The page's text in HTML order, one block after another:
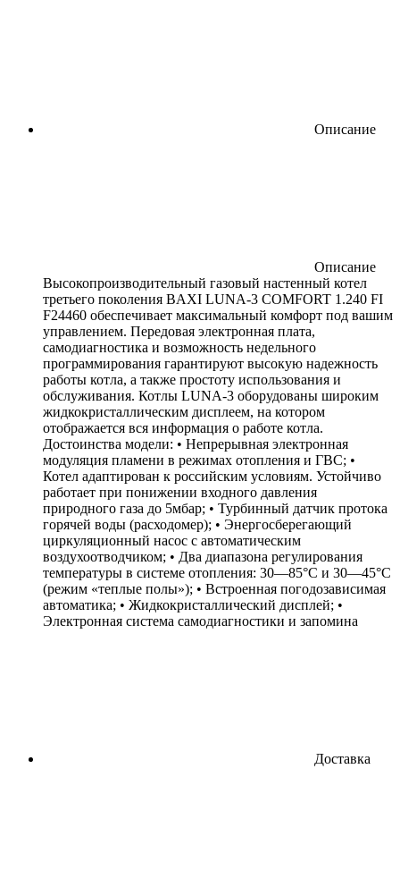
Описание
Описание
Высокопроизводительный газовый настенный котел
третьего поколения BAXI LUNA-3 COMFORT 1.240 FI
F24460 обеспечивает максимальный комфорт под вашим
управлением. Передовая электронная плата,
самодиагностика и возможность недельного
программирования гарантируют высокую надежность
работы котла, а также простоту использования и
обслуживания. Котлы LUNA-3 оборудованы широким
жидкокристаллическим дисплеем, на котором
отображается вся информация о работе котла.
Достоинства модели: • Непрерывная электронная
модуляция пламени в режимах отопления и ГВС; •
Котел адаптирован к российским условиям. Устойчиво
работает при понижении входного давления
природного газа до 5мбар; • Турбинный датчик протока
горячей воды (расходомер); • Энергосберегающий
циркуляционный насос с автоматическим
воздухоотводчиком; • Два диапазона регулирования
температуры в системе отопления: 30—85°С и 30—45°С
(режим «теплые полы»); • Встроенная погодозависимая
автоматика; • Жидкокристаллический дисплей; •
Электронная система самодиагностики и запомина
Доставка